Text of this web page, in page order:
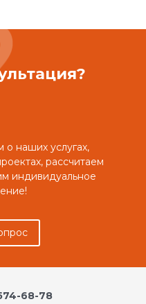
наших услугах,
рассчитаем
индивидуальное
68-78